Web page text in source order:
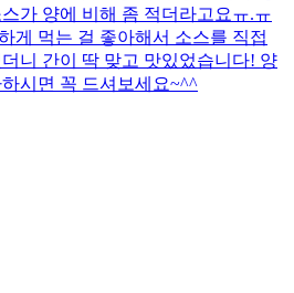
가 양에 비해 좀 적더라고요ㅠ.ㅠ
게 먹는 걸 좋아해서 소스를 직접
니 간이 딱 맞고 맛있었습니다! 양
시면 꼭 드셔보세요~^^